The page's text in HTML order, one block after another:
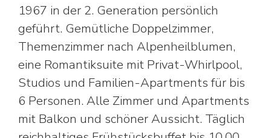
1967 in der 2. Generation persönlich
geführt. Gemütliche Doppelzimmer,
Themenzimmer nach Alpenheilblumen,
eine Romantiksuite mit Privat-Whirlpool,
Studios und Familien-Apartments für bis
6 Personen. Alle Zimmer und Apartments
mit Balkon und schöner Aussicht. Täglich